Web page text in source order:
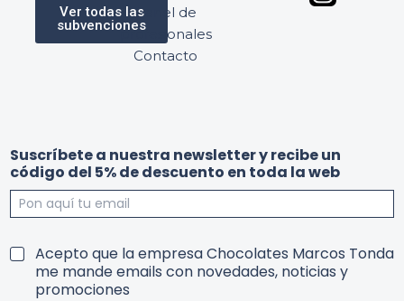
Ver todas las
subvenciones
Panel de
profesionales
Contacto
Suscríbete a nuestra newsletter y recibe un
código del 5% de descuento en toda la web
%
u
T
Acepto que la empresa Chocolates Marcos Tonda
me mande emails con novedades, noticias y
promociones